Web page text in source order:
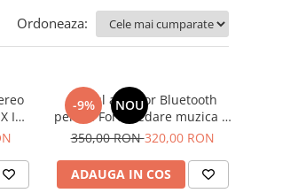
Ordoneaza:
IN
-9% NOU
Modul adaptor Bluetooth
pentru Ford, redare muzica si
apeluri telefonice , AUX și
6000CD, 5000RDS, 12 V Negru
350,00 RON320,00 RON
ADAUGA IN COS